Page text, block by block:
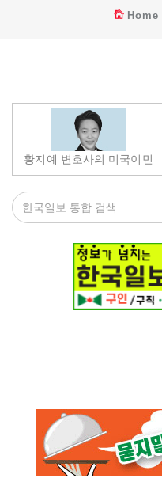
Home
황지예 변호사의 미국이민